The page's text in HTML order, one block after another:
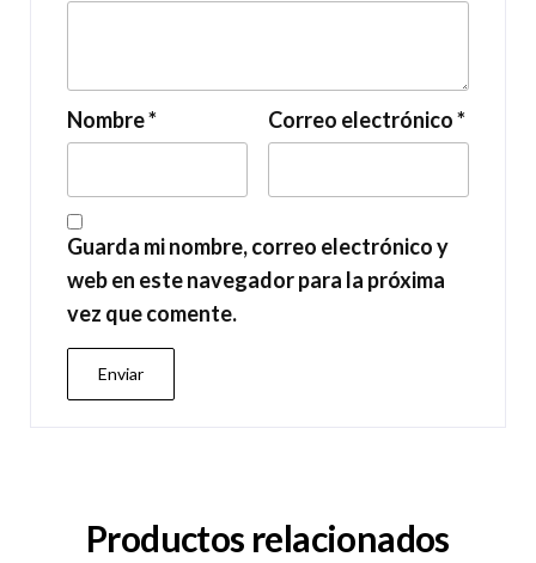
Nombre* Correo electrónico*
Guarda mi nombre, correo electrónico y
web en este navegador para la próxima
vez que comente.
Productos relacionados